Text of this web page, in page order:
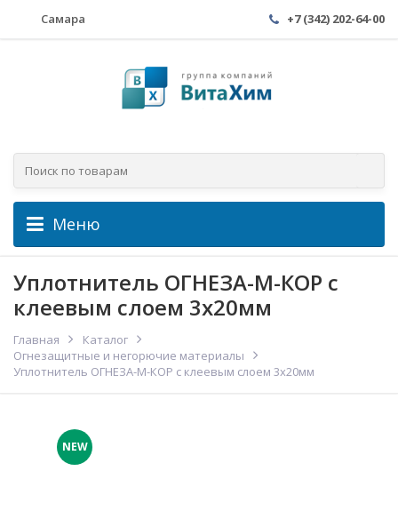
Самара +7 (342) 202-64-00
Меню
Уплотнитель ОГНЕЗА-М-КОР с
клеевым слоем 3x20мм
Главная
Каталог
Огнезащитные и негорючие материалы
Уплотнитель ОГНЕЗА-М-КОР с клеевым слоем 3x20мм
NEW